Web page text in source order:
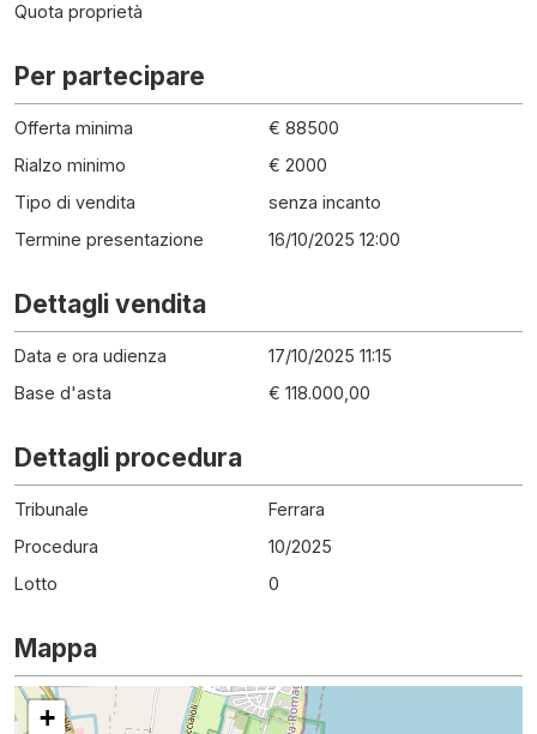
Quota proprietà
Per partecipare
Offerta minima
€ 88500
Rialzo minimo
€ 2000
Tipo di vendita
senza incanto
Termine presentazione
16/10/2025 12:00
Dettagli vendita
Data e ora udienza
17/10/2025 11:15
Base d'asta
€ 118.000,00
Dettagli procedura
Tribunale
Ferrara
Procedura
10/2025
Lotto
0
Mappa
+